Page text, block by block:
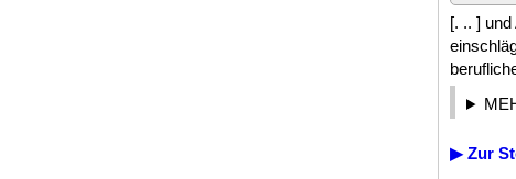
[. .. ]
▶ Zur